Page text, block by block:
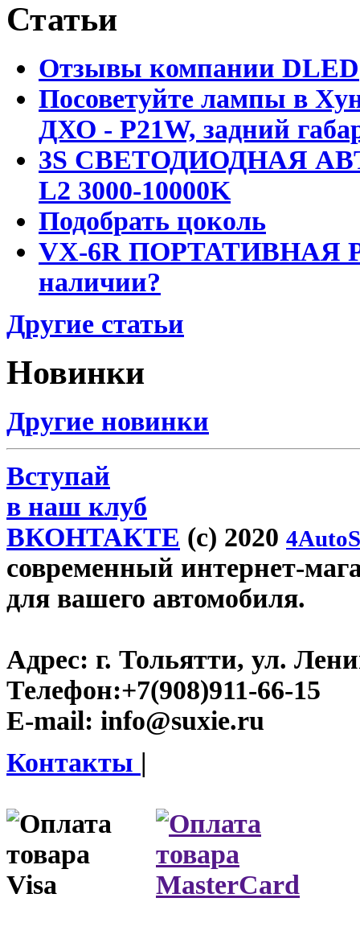
Статьи
Отзывы компании DLED
Посоветуйте лампы в
ДХО - P21W, задний
3S СВЕТОДИОДНАЯ
L2 3000-10000K
Подобрать цоколь
VX-6R ПОРТАТИВНАЯ
наличии?
Другие статьи
Новинки
Другие новинки
Вступай
в наш клуб
ВКОНТАКТЕ (c) 2020
современный интернет-
для вашего автомобиля.
Адрес: г. Тольятти, ул.
Телефон:+7(908)911-66-15
E-mail: info@suxie.ru
Контакты |